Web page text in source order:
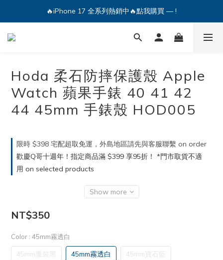
🔥iPhone 17 全系列熱銷中🔥點我購買 — !
💕加入Q哥 Line 新好友領優惠券！🎫
🔥iPhone 17 全系列熱銷中🔥點我購買 — !
Hoda 柔石防摔保護殼 Apple
Watch 蘋果手錶 40 41 42
44 45mm 手錶殼 HOD005
限時 $398 宅配超取免運，外島地區請先與客服聯繫 on order
歡慶Q哥十週年！指定商品滿 $399 享95折！ *門市取貨不適
用 on selected products
Show more
NT$350
Color : 45mm霧透白
45mm重裝黑 45mm霧透白 45mm寶石藍